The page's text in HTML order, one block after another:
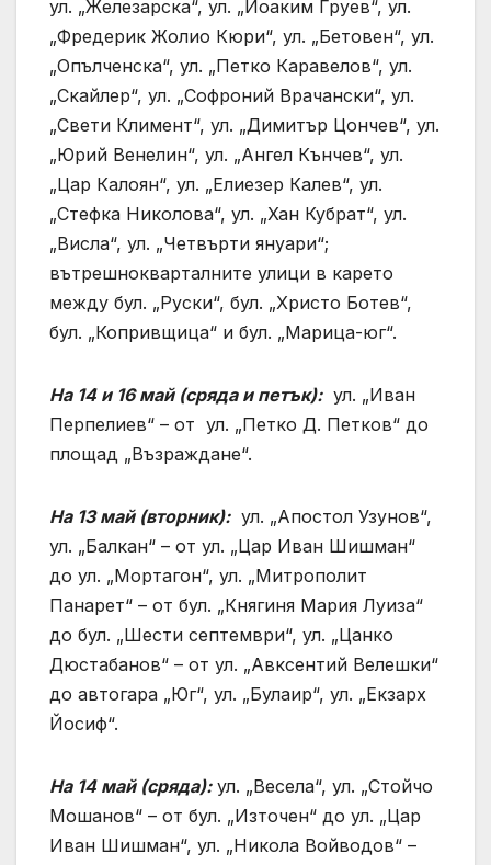
ул. „Железарска“, ул. „Йоаким Груев“, ул.
„Фредерик Жолио Кюри“, ул. „Бетовен“, ул.
„Опълченска“, ул. „Петко Каравелов“, ул.
„Скайлер“, ул. „Софроний Врачански“, ул.
„Свети Климент“, ул. „Димитър Цончев“, ул.
„Юрий Венелин“, ул. „Ангел Кънчев“, ул.
„Цар Калоян“, ул. „Елиезер Калев“, ул.
„Стефка Николова“, ул. „Хан Кубрат“, ул.
„Висла“, ул. „Четвърти януари“;
вътрешнокварталните улици в карето
между бул. „Руски“, бул. „Христо Ботев“,
бул. „Копривщица“ и бул. „Марица-юг“.
На 14 и 16 май (сряда и петък):ул. „Иван
Перпелиев“ – от ул. „Петко Д. Петков“ до
площад „Възраждане“.
На 13 май (вторник):ул. „Апостол Узунов“,
ул. „Балкан“ – от ул. „Цар Иван Шишман“
до ул. „Мортагон“, ул. „Митрополит
Панарет“ – от бул. „Княгиня Мария Луиза“
до бул. „Шести септември“, ул. „Цанко
Дюстабанов“ – от ул. „Авксентий Велешки“
до автогара „Юг“, ул. „Булаир“, ул. „Екзарх
Йосиф“.
На 14 май (сряда):ул. „Весела“, ул. „Стойчо
Мошанов“ – от бул. „Източен“ до ул. „Цар
Иван Шишман“, ул. „Никола Войводов“ –